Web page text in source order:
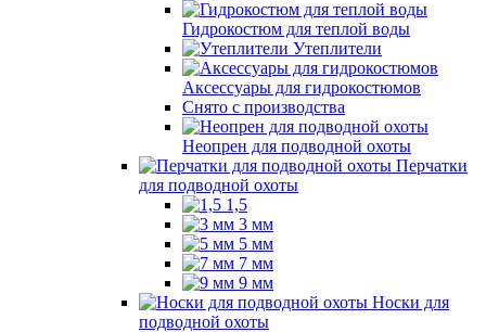
Гидрокостюм для теплой воды
Утеплители
Аксессуары для гидрокостюмов
Снято с производства
Неопрен для подводной охоты
Перчатки
для подводной охоты
1,5
3 мм
5 мм
7 мм
9 мм
Носки для
подводной охоты